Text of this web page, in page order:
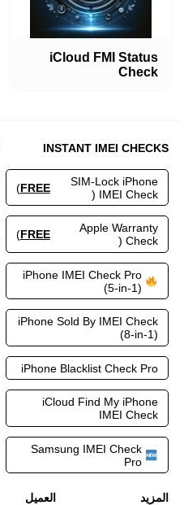
iCloud FMI Status
Check
INSTANT IMEI CHECKS
SIM-Lock iPhone
IMEI Check (
FREE
)
Apple Warranty
Check (
FREE
)
iPhone IMEI Check Pro
(5-in-1)
iPhone Sold By IMEI Check
(8-in-1)
iPhone Blacklist Check Pro
iCloud Find My iPhone
IMEI Check
Samsung IMEI Check
Pro
المزيد العميل